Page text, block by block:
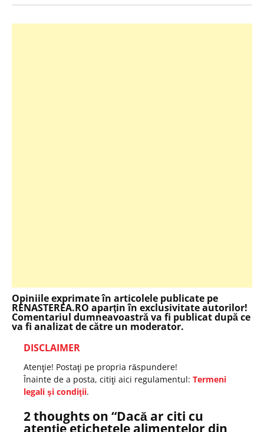
Opiniile exprimate în articolele publicate pe
RENASTEREA.RO aparţin în exclusivitate autorilor!
Comentariul dumneavoastră va fi publicat după ce
va fi analizat de către un moderator.
DISCLAIMER
Atenţie! Postaţi pe propria răspundere!
Înainte de a posta, citiţi aici regulamentul: Termeni
legali şi condiţii.
2 thoughts on “Dacă ar citi cu
atenţie etichetele alimentelor din